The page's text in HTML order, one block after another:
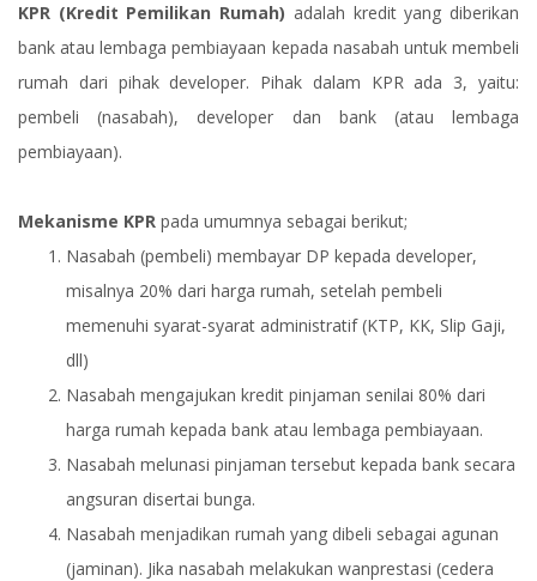
KPR (Kredit Pemilikan Rumah) adalah kredit yang diberikan
bank atau lembaga pembiayaan kepada nasabah untuk membeli
rumah dari pihak developer. Pihak dalam KPR ada 3, yaitu:
pembeli (nasabah), developer dan bank (atau lembaga
pembiayaan).
Mekanisme KPR pada umumnya sebagai berikut;
Nasabah (pembeli) membayar DP kepada developer,
misalnya 20% dari harga rumah, setelah pembeli
memenuhi syarat-syarat administratif (KTP, KK, Slip Gaji,
dll)
Nasabah mengajukan kredit pinjaman senilai 80% dari
harga rumah kepada bank atau lembaga pembiayaan.
Nasabah melunasi pinjaman tersebut kepada bank secara
angsuran disertai bunga.
Nasabah menjadikan rumah yang dibeli sebagai agunan
(jaminan). Jika nasabah melakukan wanprestasi (cedera